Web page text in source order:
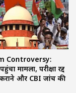
Controversy:
मामला, परीक्षा रद्द
कराने और CBI जांच की